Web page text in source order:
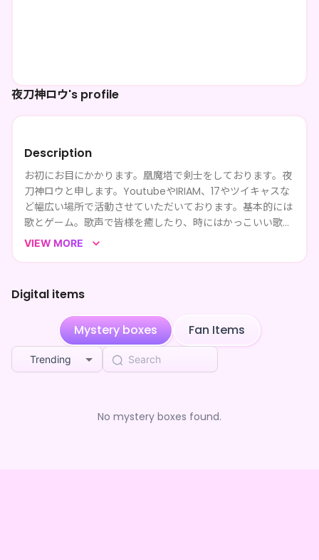
夜刀神ロウ's profile
Description
お初にお目にかかります。凰魔塔で剣士をしております。夜
刀神ロウと申します。YoutubeやIRIAM、17やツイキャスな
ど幅広い場所で活動させていただいております。基本的には
歌とゲーム。歌声で皆様を癒したり、時にはかっこいい歌を
歌ってテンションをあげたり。ゲームでは単発ゲーム中心で
VIEW MORE
Digital items
Mystery boxes Fan Items
Trending
No mystery boxes found.